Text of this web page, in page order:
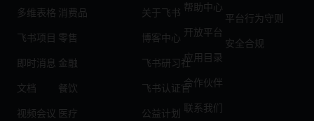
多维表格
飞书项目
即时消息
文档
视频会议
消费品
零售
金融
餐饮
医疗
关于飞书
博客中心
飞书研习社
飞书认证官
公益计划
帮助中心
开放平台
应用目录
合作伙伴
联系我们
平台行为守则
安全合规